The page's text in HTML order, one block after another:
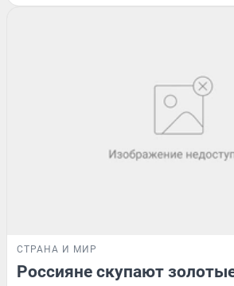
СТРАНА И МИР
Россияне скупают